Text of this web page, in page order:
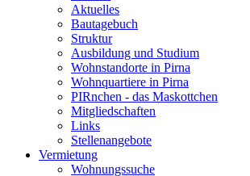
Aktuelles
Bautagebuch
Struktur
Ausbildung und Studium
Wohnstandorte in Pirna
Wohnquartiere in Pirna
PIRnchen - das Maskottchen
Mitgliedschaften
Links
Stellenangebote
Vermietung
Wohnungssuche